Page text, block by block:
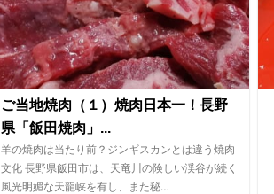
ご当地焼肉（１）焼肉日本一！長野
県「飯田焼肉」...
羊の焼肉は当たり前？ジンギスカンとは違う焼肉
文化 長野県飯田市は、天竜川の険しい渓谷が続く
風光明媚な天龍峡を有し、また秘…